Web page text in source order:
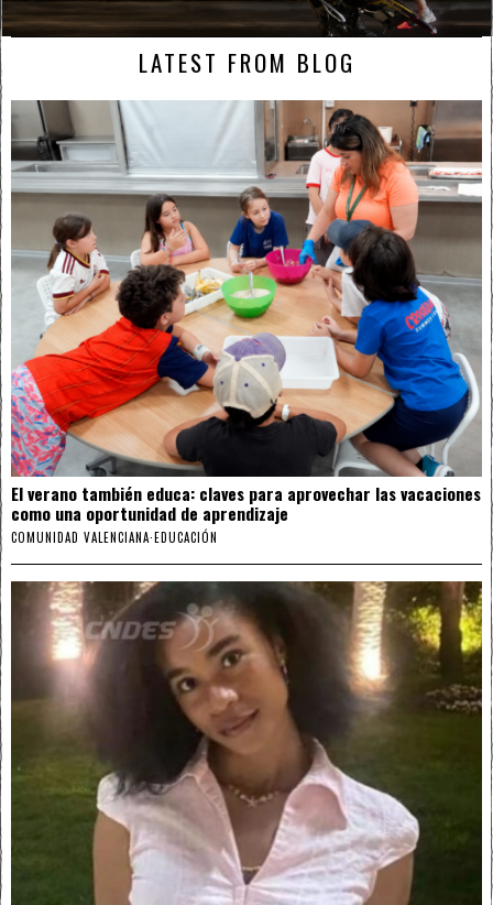
LATEST FROM BLOG
El verano también educa: claves para aprovechar las vacaciones
como una oportunidad de aprendizaje
COMUNIDAD VALENCIANA·EDUCACIÓN